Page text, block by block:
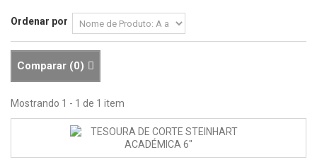
Ordenar por
Comparar (0)
Mostrando 1 - 1 de 1 item